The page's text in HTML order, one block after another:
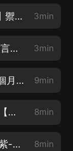
逆天馭獸師同名主題曲-妖奈奈丨禦瑩瑩【主播自己填詞自己唱的哦，求支持】 3min
逆天馭獸師片花【熱血玄幻，古言女強，看簡介抽獎活動哦】 3min
逆天馭獸師0001 狗血穿越【一個月快來訂閱呀】 9min
逆天馭獸師0002 送他去見祖宗【雷遜-秋山】 8min
逆天馭獸師0003 一拳打倒【雷紫-九璽】 8min